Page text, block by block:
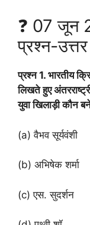
❓ 07 जून
प्रश्न-
प्रश्न 1. भारतीय
लिखते हुए
युवा खिलाड़ी कौन
(a) वैभव सूर्यवंशी
(b) अभिषेक शर्मा
(c) एस. सुदर्शन